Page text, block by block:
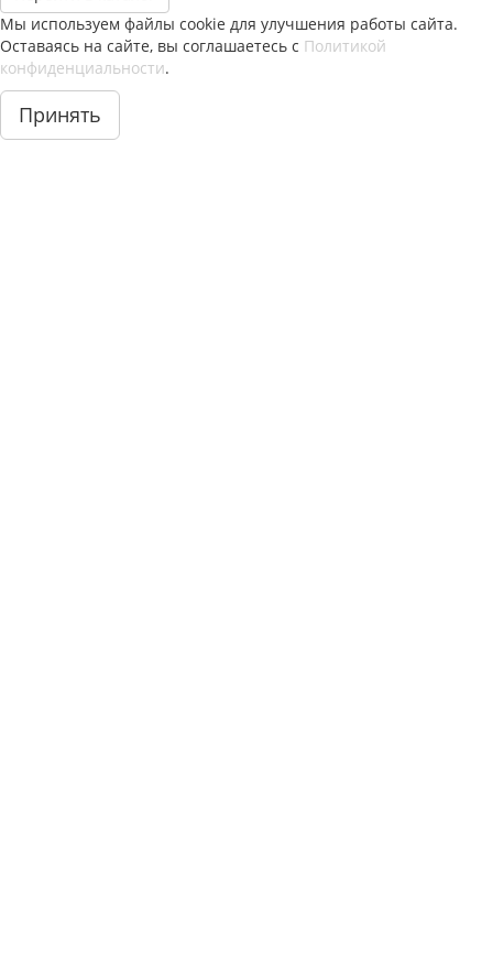
Мы используем файлы cookie для улучшения работы сайта.
Оставаясь на сайте, вы соглашаетесь с Политикой
конфиденциальности.
Принять